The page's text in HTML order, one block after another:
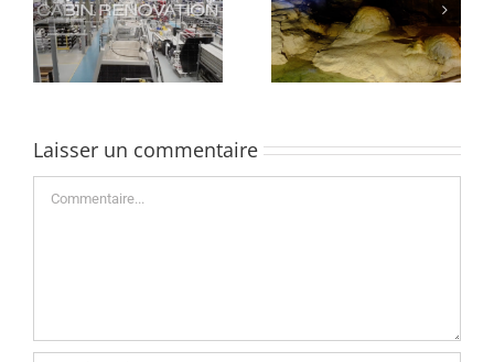
Les chauves-souris
des Balcons du
Dauphiné
« Ça bouge aux
Balcons » Web série de
projets
Laisser un commentaire